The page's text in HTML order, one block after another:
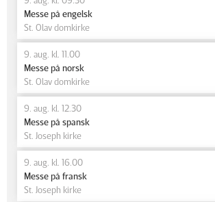
Messe på engelsk
St. Olav domkirke
9. aug. kl. 11.00
Messe på norsk
St. Olav domkirke
9. aug. kl. 12.30
Messe på spansk
St. Joseph kirke
9. aug. kl. 16.00
Messe på fransk
St. Joseph kirke